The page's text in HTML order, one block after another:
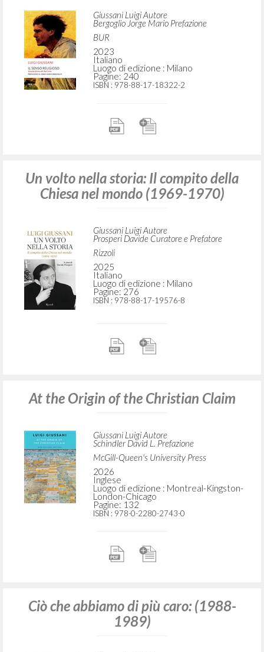
Giussani Luigi Autore
Bergoglio Jorge Mario Prefazione
BUR
2023
Italiano
Luogo di edizione : Milano
Pagine: 240
ISBN : 978-88-17-18322-2
Un volto nella storia: Il compito della
Chiesa nel mondo (1969-1970)
Giussani Luigi Autore
Prosperi Davide Curatore e Prefatore
Rizzoli
2025
Italiano
Luogo di edizione : Milano
Pagine: 276
ISBN : 978-88-17-19576-8
At the Origin of the Christian Claim
Giussani Luigi Autore
Schindler David L. Prefazione
McGill-Queen's University Press
2026
Inglese
Luogo di edizione : Montreal-Kingston-
London-Chicago
Pagine: 132
ISBN : 978-0-2280-2743-0
Ciò che abbiamo di più caro: (1988-
1989)